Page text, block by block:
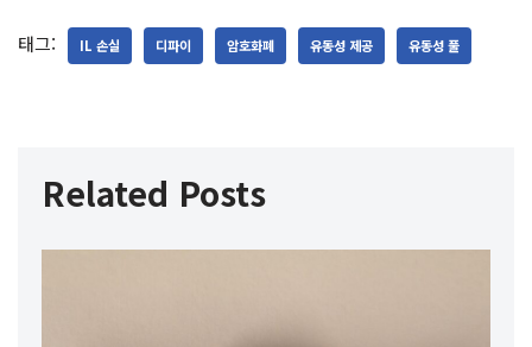
태그: IL 손실 디파이 암호화폐 유동성 제공 유동성 풀
Related Posts